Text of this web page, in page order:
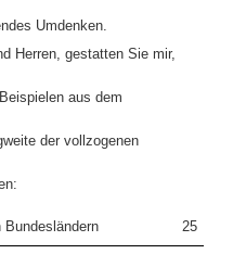
Umdenken.
Herren, gestatten Sie mir,
aus dem
der vollzogenen
25
Bundesländern